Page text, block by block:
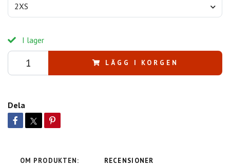
2XS
I lager
LÄGG I KORGEN
Dela
OM PRODUKTEN: RECENSIONER